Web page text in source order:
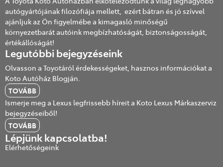
autógyártójának filozófiája mellett, ezért bátran és jó szívvel
ajánljuk az Ön figyelmébe a kimagasló minőségű
környezetbarát autóink megbízhatóságát, biztonságosságát,
értékállóságát!
Legutóbbi bejegyzéseink
Olvasson a Toyotáról érdekességeket, hasznos információkat a
Koto Autóház Blogján.
TOVÁBB
Ismerje meg a Lexus legfrissebb híreit a Koto Lexus Márkaszerviz
bejegyzéseiből!
TOVÁBB
Lépjünk kapcsolatba!
Elérhetőségeink